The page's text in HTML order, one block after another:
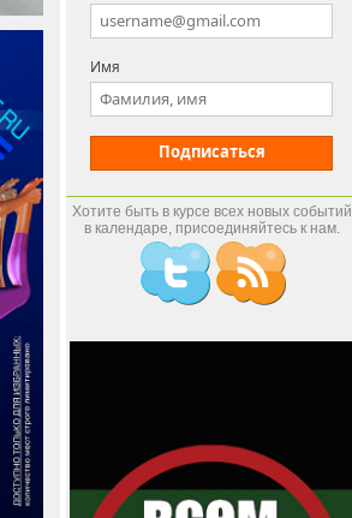
Имя
Подписаться
Хотите быть в курсе всех новых событий
в календаре, присоединяйтесь к нам.